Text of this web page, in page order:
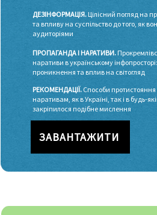
ДЕЗІНФОРМАЦІЯ.Цілісний погляд на
та впливу на суспільство до того, як
аудиторіями
ПРОПАГАНДА І НАРАТИВИ.
наративи в українському
проникнення та вплив на світогляд
РЕКОМЕНДАЦІЇ. Способи протистояння
наративам, як в Україні, так і в будь-
закріпилося подібне мислення
ЗАВАНТАЖИТИ